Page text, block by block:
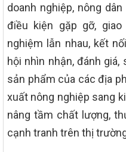
doanh nghiệp, nông
điều kiện gặp gỡ,
nghiệm lẫn nhau, kết
hội nhìn nhận, đánh
sản phẩm của các địa
xuất nông nghiệp sang
nâng tầm chất lượng,
cạnh tranh trên thị